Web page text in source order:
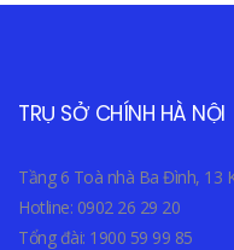
TRỤ SỞ CHÍNH HÀ NỘI
Tầng 6 Toà nhà Ba Đình, 13
Hotline: 0902 26 29 20
Tổng đài: 1900 59 99 85